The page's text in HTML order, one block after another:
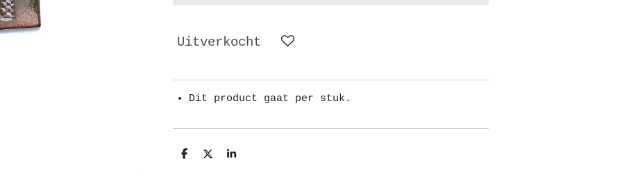
Uitverkocht
Dit product gaat per stuk.
D
D
S